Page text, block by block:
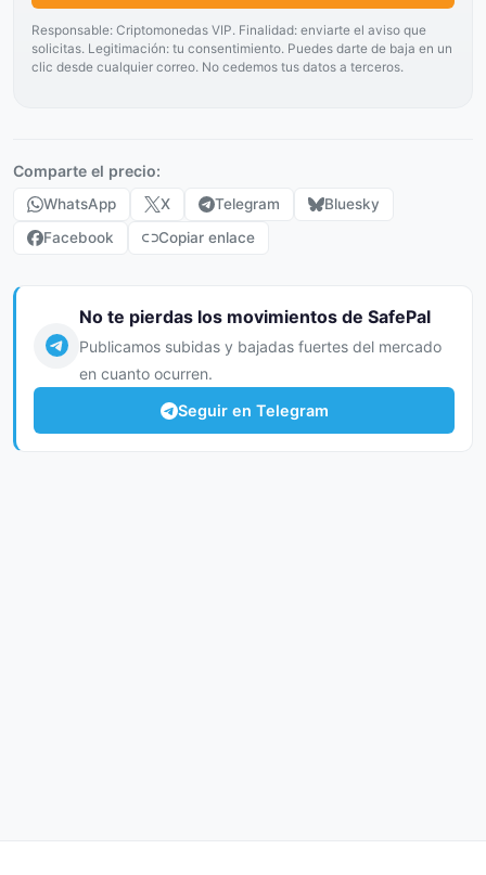
Responsable: Criptomonedas VIP. Finalidad: enviarte el aviso que
solicitas. Legitimación: tu consentimiento. Puedes darte de baja en un
clic desde cualquier correo. No cedemos tus datos a terceros.
Comparte el precio:
WhatsApp X Telegram
Bluesky
Facebook
Copiar enlace
No te pierdas los movimientos de SafePal
Publicamos subidas y bajadas fuertes del mercado
en cuanto ocurren.
Seguir en Telegram